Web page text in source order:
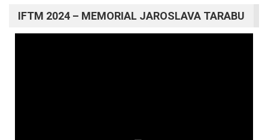
IFTM 2024 – MEMORIAL JAROSLAVA TARABU